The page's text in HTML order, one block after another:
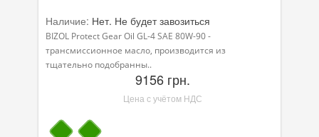
Наличие: Нет. Не будет завозиться
BIZOL Protect Gear Oil GL-4 SAE 80W-90 -
трансмиссионное масло, производится из
тщательно подобранны..
9156 грн.
Цена с учётом НДС